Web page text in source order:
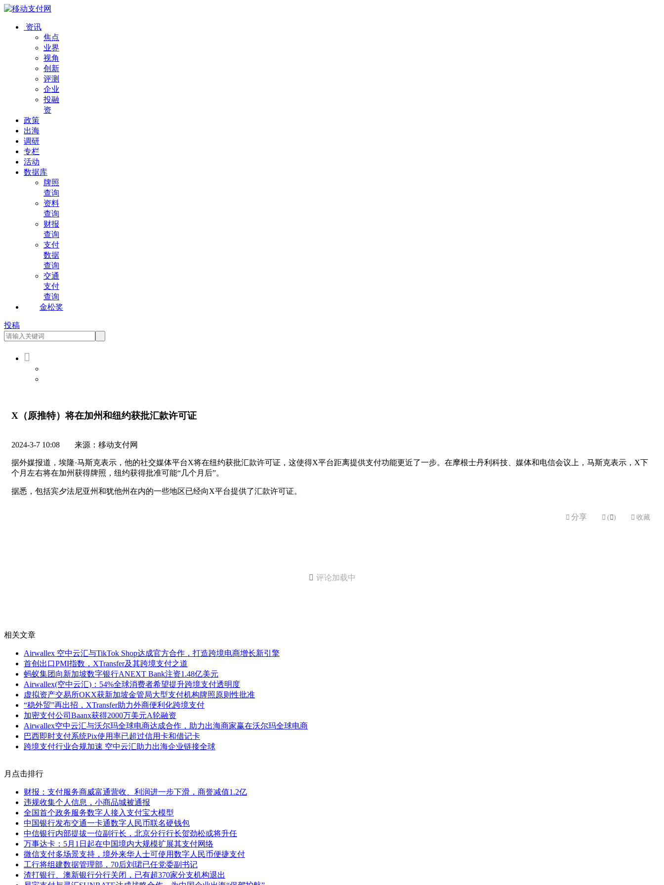
资讯
焦点
业界
视角
创新
评测
企业
投融
资
政策
出海
调研
专栏
活动
数据库
牌照
查询
资料
查询
财报
查询
支付
数据
查询
交通
支付
查询
金松奖
投稿

X（原推特）将在加州和纽约获批汇款许可证
2024-3-7 10:08 来源：移动支付网
据外媒报道，埃隆·马斯克表示，他的社交媒体平台X将在纽约获批汇款许可证，这使得X平台距离提供支付功能更近了一步。在摩根士丹利科技、媒体和电信会议上，马斯克表示，X下
个月左右将在加州获得牌照，纽约获得批准可能“几个月后”。
据悉，包括宾夕法尼亚州和犹他州在内的一些地区已经向X平台提供了汇款许可证。
 分享  ( )  收藏
 评论加载中
相关文章
Airwallex 空中云汇与TikTok Shop达成官方合作，打造跨境电商增长新引擎
首创出口PMI指数，XTransfer及其跨境支付之道
蚂蚁集团向新加坡数字银行ANEXT Bank注资1.48亿美元
Airwallex(空中云汇)：54%全球消费者希望提升跨境支付透明度
虚拟资产交易所OKX获新加坡金管局大型支付机构牌照原则性批准
“稳外贸”再出招，XTransfer助力外商便利化跨境支付
加密支付公司Baanx获得2000万美元A轮融资
Airwallex空中云汇与沃尔玛全球电商达成合作，助力出海商家赢在沃尔玛全球电商
巴西即时支付系统Pix使用率已超过信用卡和借记卡
跨境支付行业合规加速 空中云汇助力出海企业链接全球
月点击排行
财报：支付服务商威富通营收、利润进一步下滑，商誉减值1.2亿
违规收集个人信息，小商品城被通报
全国首个政务服务数字人接入支付宝大模型
中国银行发布交通一卡通数字人民币联名硬钱包
中信银行内部提拔一位副行长，北京分行行长贺劲松或将升任
万事达卡：5月1日起在中国境内大规模扩展其支付网络
微信支付多场景支持，境外来华人士可使用数字人民币便捷支付
工行将组建数据管理部，70后刘珺已任党委副书记
渣打银行、澳新银行分行关闭，已有超370家分支机构退出